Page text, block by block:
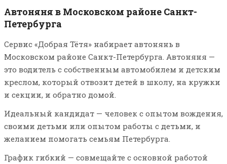
Автоняня в Московском районе Санкт-
Петербурга
Сервис «Добрая Тётя» набирает автонянь в
Московском районе Санкт-Петербурга. Автоняня —
это водитель с собственным автомобилем и детским
креслом, который отвозит детей в школу, на кружки
и секции, и обратно домой.
Идеальный кандидат — человек с опытом вождения,
своими детьми или опытом работы с детьми, и
желанием помогать семьям Петербурга.
График гибкий — совмещайте с основной работой